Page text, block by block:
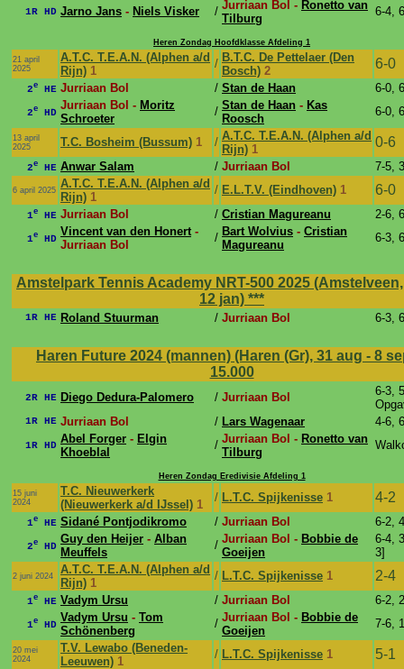
1R HD Jarno Jans - Niels Visker / Jurriaan Bol - Ronetto van
Tilburg
6-4,
Heren Zondag Hoofdklasse Afdeling 1
21 april
2025
A.T.C. T.E.A.N. (Alphen a/d
Rijn) 1
/ B.T.C. De Pettelaer (Den
Bosch) 2 6-0
2e HE Jurriaan Bol / Stan de Haan 6-0,
2e HD
Jurriaan Bol - Moritz
Schroeter
/ Stan de Haan - Kas
Roosch
6-0,
13 april
2025
T.C. Bosheim (Bussum) 1 / A.T.C. T.E.A.N. (Alphen a/d
Rijn) 1 0-6
2e HE Anwar Salam / Jurriaan Bol 7-5,
6 april 2025 A.T.C. T.E.A.N. (Alphen a/d
Rijn) 1
/ E.L.T.V. (Eindhoven) 1 6-0
1e HE Jurriaan Bol / Cristian Magureanu 2-6,
1e HD
Vincent van den Honert-
Jurriaan Bol
/ Bart Wolvius - Cristian
Magureanu
6-3,
Amstelpark Tennis Academy NRT-500 2025
12 jan) ***
1R HE Roland Stuurman / Jurriaan Bol 6-3,
Haren Future 2024 (mannen) (Haren (Gr), 31 aug - 8
15.000
2R HE Diego Dedura-Palomero / Jurriaan Bol
6-3,
1R HE Jurriaan Bol / Lars Wagenaar 4-6,
1R HD Abel Forger - Elgin
Khoeblal
/ Jurriaan Bol - Ronetto van
Tilburg
Heren Zondag Eredivisie Afdeling 1
15 juni
2024
T.C. Nieuwerkerk
(Nieuwerkerk a/d IJssel) 1
/ L.T.C. Spijkenisse 1 4-2
1e HE Sidané Pontjodikromo / Jurriaan Bol 6-2,
2e HD
Guy den Heijer - Alban
Meuffels
/ Jurriaan Bol - Bobbie de
Goeijen
6-4,
3]
2 juni 2024
A.T.C. T.E.A.N. (Alphen a/d
Rijn) 1
/ L.T.C. Spijkenisse 1 2-4
1e HE Vadym Ursu / Jurriaan Bol 6-2,
1e HD
Vadym Ursu - Tom
Schönenberg
/ Jurriaan Bol - Bobbie de
Goeijen
7-6,
20 mei
2024
T.V. Lewabo (Beneden-
Leeuwen) 1
/ L.T.C. Spijkenisse 1 5-1